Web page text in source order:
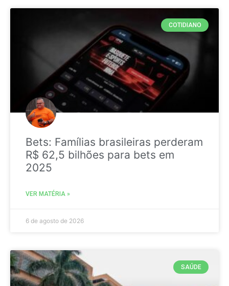
COTIDIANO
Bets: Famílias brasileiras perderam
R$ 62,5 bilhões para bets em
2025
VER MATÉRIA »
6 de agosto de 2026
SAÚDE